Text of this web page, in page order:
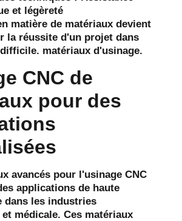
et légèreté
matière de matériaux devient
la réussite d'un projet dans
matériaux d'usinage.
CNC de
pour des
avancés pour l'usinage CNC
applications de haute
dans les industries
médicale. Ces matériaux